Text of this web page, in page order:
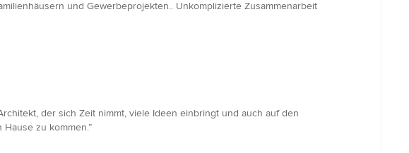
und Gewerbeprojekten.. Unkomplizierte Zusammenarbeit
der sich Zeit nimmt, viele Ideen einbringt und auch auf den
zu kommen.”